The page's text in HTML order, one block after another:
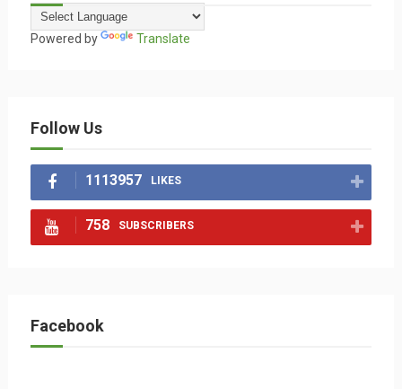
Powered by Translate
Follow Us
1113957 LIKES
758 SUBSCRIBERS
Facebook